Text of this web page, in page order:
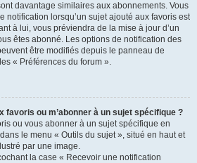
davantage similaires aux abonnements. Vous
notification lorsqu’un sujet ajouté aux favoris est
à lui, vous préviendra de la mise à jour d’un
êtes abonné. Les options de notification des
être modifiés depuis le panneau de
« Préférences du forum ».
favoris ou m’abonner à un sujet spécifique ?
ou vous abonner à un sujet spécifique en
le menu « Outils du sujet », situé en haut et
par une image.
la case « Recevoir une notification